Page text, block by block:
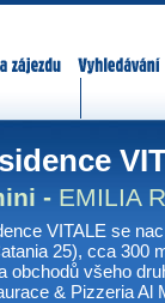
- EMILIA
VITALE se
25), cca 300
obchodů všeho
& Pizzeria Al